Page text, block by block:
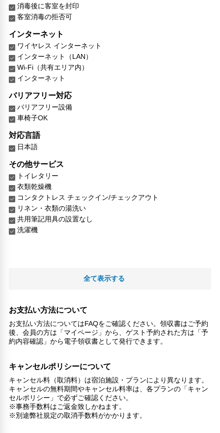
消毒後に客室を封印
客室消毒の拒否可
インターネット
ワイヤレス インターネット
インターネット（LAN）
Wi-Fi（共有エリア内）
インターネット
バリアフリー対応
バリアフリー設備
車椅子OK
対応言語
日本語
その他サービス
トイレタリー
衣類乾燥機
コンタクトレス チェックイン/チェックアウト
リネン・衣類の湯洗い
共用筆記用具の設置なし
洗濯機
全て表示する
お支払い方法について
お支払い方法についてはFAQをご確認ください。領収書はご予約
後、会員の方は「マイページ」から、ゲスト予約された方は「予
約内容確認」から電子領収書として発行できます。
キャンセルポリシーについて
キャンセル料（取消料）は宿泊施設・プランにより異なります。
キャンセルの無料期間やキャンセル料率は、各プランの「キャン
セルポリシー」で必ずご確認ください。
※事務手数料はご返金致しかねます。
※別途弊社規定の取消手数料がかかります。